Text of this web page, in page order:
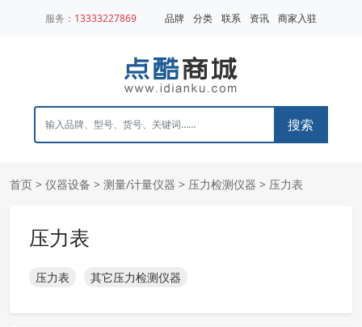
服务： 13333227869 品牌 分类 联系 资讯 商家入驻
搜索
首页 > 仪器设备 > 测量/计量仪器 > 压力检测仪器 > 压力表
压力表
压力表 其它压力检测仪器